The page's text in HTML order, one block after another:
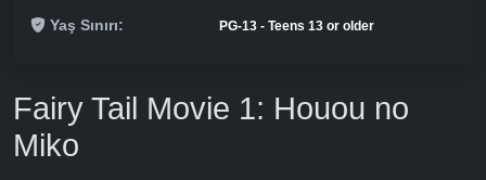
Yaş Sınırı: PG-13 - Teens 13 or older
Fairy Tail Movie 1: Houou no
Miko